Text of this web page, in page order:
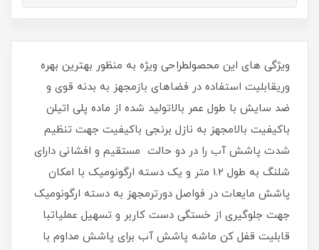
ویژگی های این محصولطراحی ویژه به منظور بهترین بهره
وریقابلیت استفاده در فضاهای بازمجهز به بدنه قوی و
ضد سایش با طول عمر بالاتولید شده از ماده پلی اتیلن
باکیفیت بالامجهز به نازل برنجی باکیفیت جهت تنظیم
شدت پاشش آب را در دو حالت مستقیم و افشانی دارای
شلنگ به طول 1.2 متر و یک دسته ارگونومیک با امکان
پاشش مایعات در فواصل دورترمجهز به دسته ارگونومیک
جهت جلوگیری از خستگی دست کاربر و تسهیل عملیاتبا
قابلیت قفل کن ماشه پاشش آب برای پاشش مداوم با